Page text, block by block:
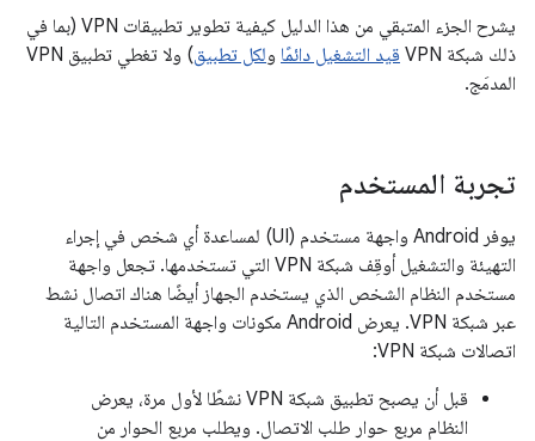
يشرح الجزء المتبقي من هذا الدليل كيفية تطوير تطبيقات VPN (بما في
ذلك شبكة VPN
قيد التشغيل دائمًا ولكل تطبيق
) ولا تغطي تطبيق VPN
المدمَج.
تجربة المستخدم
يوفر Android واجهة مستخدم (UI) لمساعدة أي شخص في إجراء
التهيئة والتشغيل أوقِف شبكة VPN التي تستخدمها. تجعل واجهة
مستخدم النظام الشخص الذي يستخدم الجهاز أيضًا هناك اتصال نشط
عبر شبكة VPN. يعرض Android مكونات واجهة المستخدم التالية
اتصالات شبكة VPN:
قبل أن يصبح تطبيق شبكة VPN نشطًا لأول مرة، يعرض
النظام مربع حوار طلب الاتصال. ويطلب مربع الحوار من